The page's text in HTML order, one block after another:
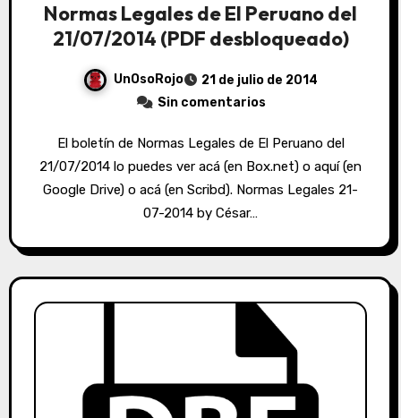
Normas Legales de El Peruano del
21/07/2014 (PDF desbloqueado)
UnOsoRojo
21 de julio de 2014
Sin comentarios
El boletín de Normas Legales de El Peruano del
21/07/2014 lo puedes ver acá (en Box.net) o aquí (en
Google Drive) o acá (en Scribd). Normas Legales 21-
07-2014 by César…